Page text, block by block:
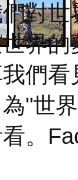
對
界
們
"世
。